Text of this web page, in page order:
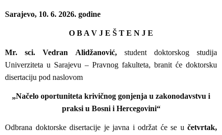
Sarajevo, 10. 6. 2026. godine
O B A V J E Š T E N J E
Mr. sci. Vedran Alidžanović, student doktorskog studija
Univerziteta u Sarajevu – Pravnog fakulteta, branit će doktorsku
disertaciju pod naslovom
„Načelo oportuniteta krivičnog gonjenja u zakonodavstvu i
praksi u Bosni i Hercegovini“
Odbrana doktorske disertacije je javna i održat će se u četvrtak,